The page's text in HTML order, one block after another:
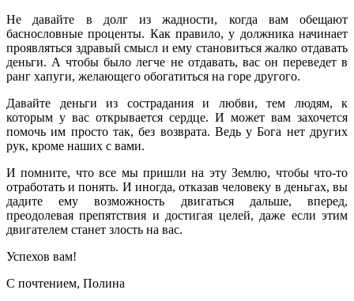
Не давайте в долг из жадности, когда вам обещают
баснословные проценты. Как правило, у должника начинает
проявляться здравый смысл и ему становиться жалко отдавать
деньги. А чтобы было легче не отдавать, вас он переведет в
ранг хапуги, желающего обогатиться на горе другого.
Давайте деньги из сострадания и любви, тем людям, к
которым у вас открывается сердце. И может вам захочется
помочь им просто так, без возврата. Ведь у Бога нет других
рук, кроме наших с вами.
И помните, что все мы пришли на эту Землю, чтобы что-то
отработать и понять. И иногда, отказав человеку в деньгах, вы
дадите ему возможность двигаться дальше, вперед,
преодолевая препятствия и достигая целей, даже если этим
двигателем станет злость на вас.
Успехов вам!
С почтением, Полина